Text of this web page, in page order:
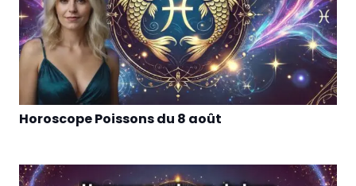
Horoscope Poissons du 8 août